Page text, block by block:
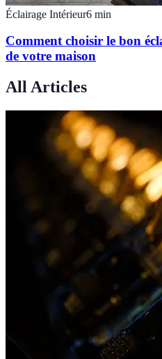
Éclairage Intérieur6 min
Comment choisir le bon
de votre maison
All Articles